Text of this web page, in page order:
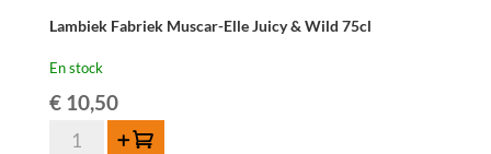
Lambiek Fabriek Muscar-Elle Juicy & Wild 75cl
En stock
€10,50
quantité
Ajouter au panier